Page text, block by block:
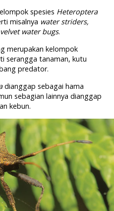
spesies Heteroptera
misalnya water striders,
velvet water bugs.
merupakan kelompok
serangga tanaman, kutu
predator.
dianggap sebagai hama
sebagian lainnya dianggap
kebun.